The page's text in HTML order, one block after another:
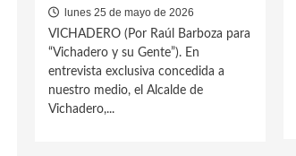
lunes 25 de mayo de 2026
VICHADERO (Por Raúl Barboza para
“Vichadero y su Gente”). En
entrevista exclusiva concedida a
nuestro medio, el Alcalde de
Vichadero,...